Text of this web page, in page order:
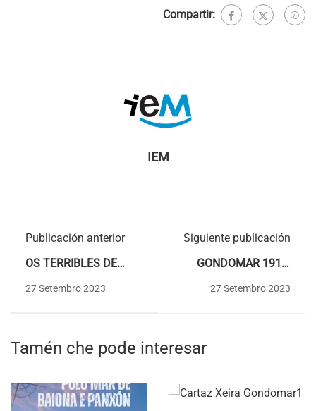
Compartir:
IEM
Publicación anterior
OS TERRIBLES DE
27 Setembro 2023
Siguiente publicación
GONDOMAR 1914-
2014. Identidade e
sociedade artístico
27 Setembro 2023
Tamén che pode interesar